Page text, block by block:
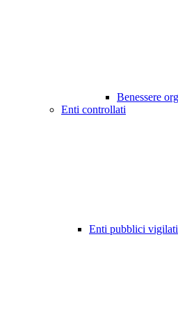
Benessere
Enti controllati
Enti pubblici vigilati